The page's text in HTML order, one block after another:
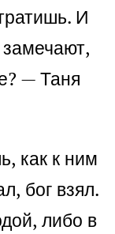
И
— Таня
как к ним
бог взял.
либо в